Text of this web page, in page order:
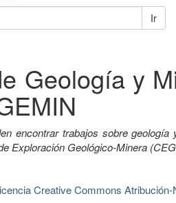
Ir
Geología y
encontrar trabajos sobre
Exploración Geológico-Minera
Creative Commons